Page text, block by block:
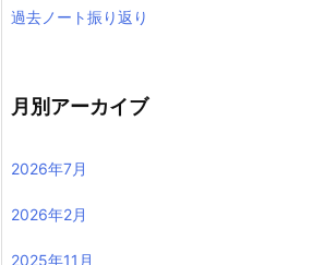
過去ノート振り返り
月別アーカイブ
2026年7月
2026年2月
2025年11月